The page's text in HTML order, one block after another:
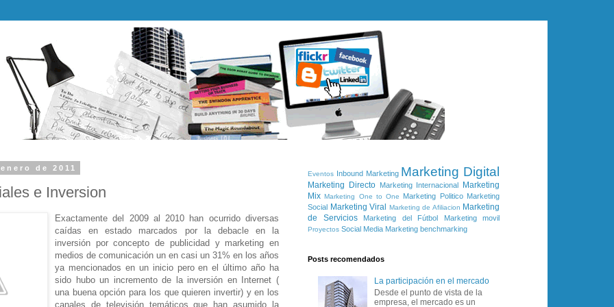
de 2011
e Inversion
Exactamente del 2009 al 2010 han ocurrido diversas
caídas en estado marcados por la debacle en la
inversión por concepto de publicidad y marketing en
medios de comunicación un en casi un 31% en los años
ya mencionados en un inicio pero en el último año ha
sido hubo un incremento de la inversión en Internet (
una buena opción para los que quieren invertir) y en los
canales de televisión temáticos que han asumido la
Eventos Inbound Marketing Marketing Digital
Marketing Directo Marketing Internacional
Marketing
Mix Marketing One to One Marketing Politico Marketing
Social Marketing Viral Marketing de Afiliacion Marketing
de Servicios
Marketing del Fútbol Marketing movil
Proyectos Social Media Marketing benchmarking
Posts recomendados
La participación en el mercado
Desde el punto de vista de la
empresa, el mercado es un